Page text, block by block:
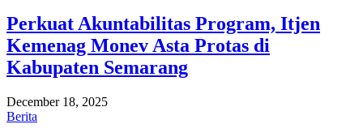
Perkuat Akuntabilitas Program, Itjen
Kemenag Monev Asta Protas di
Kabupaten Semarang
December 18, 2025
Berita